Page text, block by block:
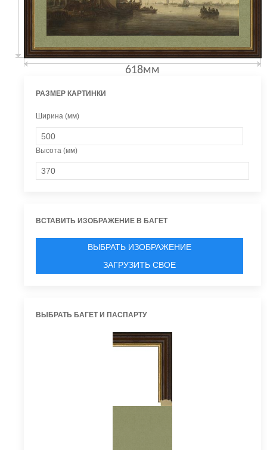
618мм
РАЗМЕР КАРТИНКИ
Ширина (мм)
Высота (мм)
ВСТАВИТЬ ИЗОБРАЖЕНИЕ В БАГЕТ
ВЫБРАТЬ ИЗОБРАЖЕНИЕ
ЗАГРУЗИТЬ СВОЕ
ВЫБРАТЬ БАГЕТ И ПАСПАРТУ